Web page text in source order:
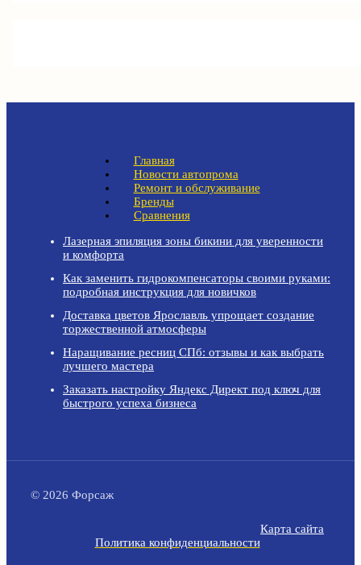
Главная
Новости автопрома
Ремонт и обслуживание
Бренды
Сравнения
Лазерная эпиляция зоны бикини для уверенности
и комфорта
Как заменить гидрокомпенсаторы своими руками:
подробная инструкция для новичков
Доставка цветов Ярославль упрощает создание
торжественной атмосферы
Наращивание ресниц СПб: отзывы и как выбрать
лучшего мастера
Заказать настройку Яндекс Директ под ключ для
быстрого успеха бизнеса
© 2026 Форсаж
Карта сайта
Политика конфиденциальности